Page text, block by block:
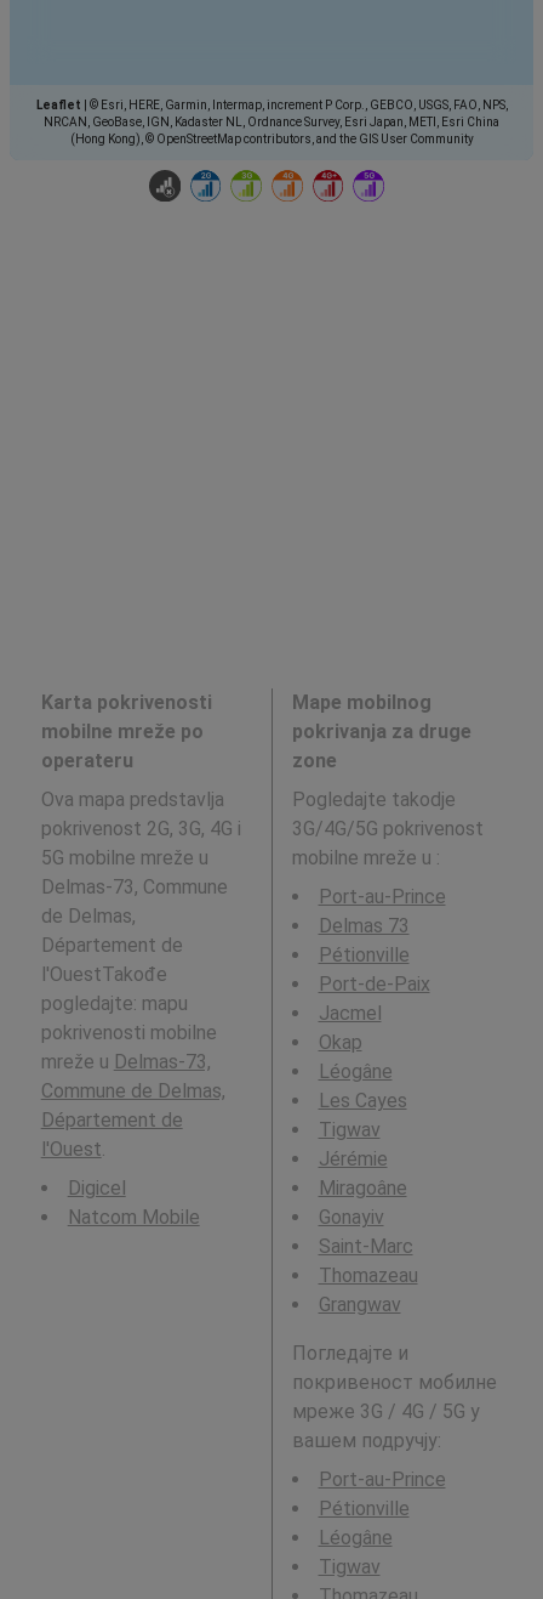
Leaflet
© Esri, HERE, Garmin, Intermap, increment P Corp., GEBCO, USGS, FAO, NPS,
NRCAN, GeoBase, IGN, Kadaster NL, Ordnance Survey, Esri Japan, METI, Esri China
(Hong Kong), © OpenStreetMap contributors, and the GIS User Community
Karta pokrivenosti
mobilne mreže po
operateru
Ova mapa predstavlja
pokrivenost 2G, 3G, 4G i
5G mobilne mreže u
Delmas-73, Commune
de Delmas,
Département de
l'OuestTakođe
pogledajte: mapu
pokrivenosti mobilne
mreže u Delmas-73,
Commune de Delmas,
Département de
l'Ouest
Digicel
Natcom Mobile
Mape mobilnog
pokrivanja za druge
zone
Pogledajte takodje
3G/4G/5G pokrivenost
mobilne mreže u :
Port-au-Prince
Delmas 73
Pétionville
Port-de-Paix
Jacmel
Okap
Léogâne
Les Cayes
Tigwav
Jérémie
Miragoâne
Gonayiv
Saint-Marc
Thomazeau
Grangwav
Погледајте и
покривеност мобилне
мреже 3G / 4G / 5G у
вашем подручју:
Port-au-Prince
Pétionville
Léogâne
Tigwav